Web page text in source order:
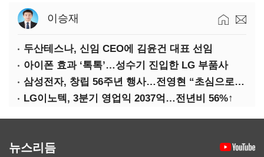
이승재
두산테스나, 신임 CEO에 김윤건 대표 선임
아이폰 효과 ‘톡톡’…성수기 진입한 LG 부품사
삼성전자, 창립 56주년 행사…전영현 “초심으로 경쟁력 회복해야”
LG이노텍, 3분기 영업익 2037억…전년비 56%↑
뉴스리듬